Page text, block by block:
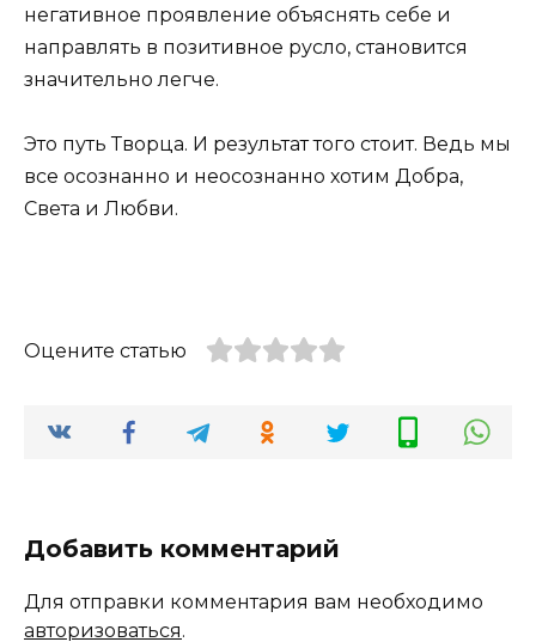
негативное проявление объяснять себе и
направлять в позитивное русло, становится
значительно легче.
Это путь Творца. И результат того стоит. Ведь мы
все осознанно и неосознанно хотим Добра,
Света и Любви.
Оцените статью
Добавить комментарий
Для отправки комментария вам необходимо
авторизоваться.